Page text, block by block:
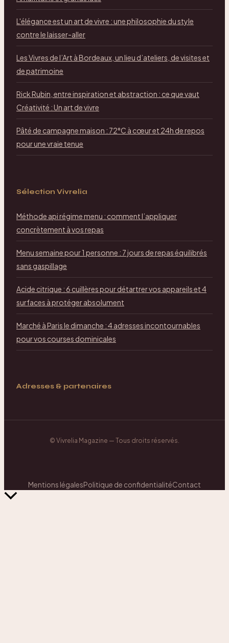
L'élégance est un art de vivre : une philosophie du style
contre le laisser-aller
Les Vivres de l’Art à Bordeaux, un lieu d’ateliers, de visites et
de patrimoine
Rick Rubin, entre inspiration et abstraction : ce que vaut
Créativité : Un art de vivre
Pâté de campagne maison : 72°C à cœur et 24h de repos
pour une vraie tenue
Sélection Vivrelia
Méthode api régime menu : comment l’appliquer
concrètement à vos repas
Menu semaine pour 1 personne : 7 jours de repas équilibrés
sans gaspillage
Acide citrique : 6 cuillères pour détartrer vos appareils et 4
surfaces à protéger absolument
Marché à Paris le dimanche : 4 adresses incontournables
pour vos courses dominicales
Adresses & partenaires
© Vivrelia Magazine — Tous droits réservés.
Mentions légalesPolitique de confidentialitéContact